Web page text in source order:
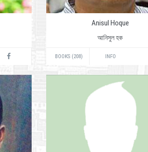
Anisul Hoque
আনিসুল হক
BOOKS (208) INFO